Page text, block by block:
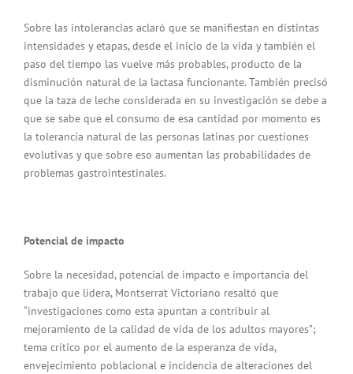
Sobre las intolerancias aclaró que se manifiestan en distintas
intensidades y etapas, desde el inicio de la vida y también el
paso del tiempo las vuelve más probables, producto de la
disminución natural de la lactasa funcionante. También precisó
que la taza de leche considerada en su investigación se debe a
que se sabe que el consumo de esa cantidad por momento es
la tolerancia natural de las personas latinas por cuestiones
evolutivas y que sobre eso aumentan las probabilidades de
problemas gastrointestinales.
Potencial de impacto
Sobre la necesidad, potencial de impacto e importancia del
trabajo que lidera, Montserrat Victoriano resaltó que
“investigaciones como esta apuntan a contribuir al
mejoramiento de la calidad de vida de los adultos mayores”;
tema crítico por el aumento de la esperanza de vida,
envejecimiento poblacional e incidencia de alteraciones del